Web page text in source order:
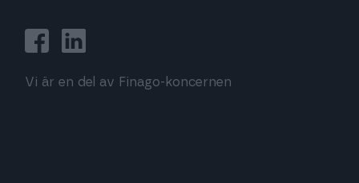
Vi är en del av Finago-koncernen